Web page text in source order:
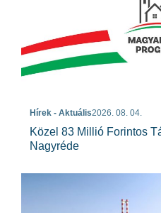
Hírek - Aktuális2026. 08. 04.
Közel 83 Millió Forintos
Nagyréde